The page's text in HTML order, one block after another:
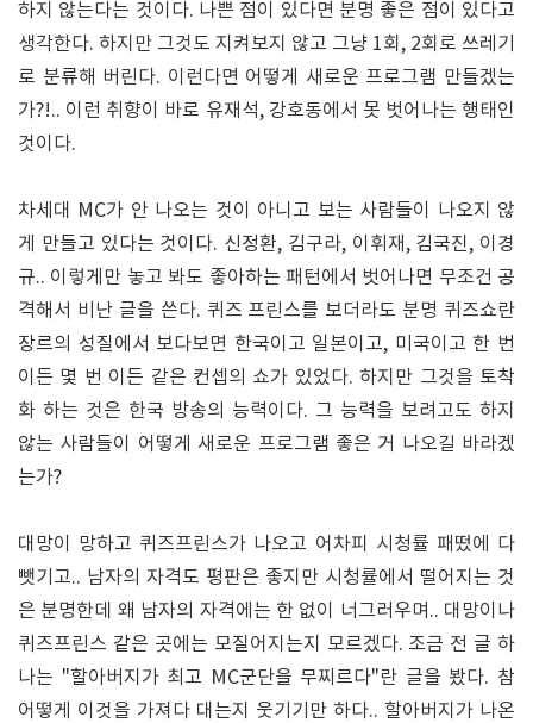
하지 않는다는 것이다. 나쁜 점이 있다면 분명 좋은 점이 있다고
생각한다. 하지만 그것도 지켜보지 않고 그냥 1회, 2회로 쓰레기
로 분류해 버린다. 이런다면 어떻게 새로운 프로그램 만들겠는
가?!.. 이런 취향이 바로 유재석, 강호동에서 못 벗어나는 행태인
것이다.
차세대 MC가 안 나오는 것이 아니고 보는 사람들이 나오지 않
게 만들고 있다는 것이다. 신정환, 김구라, 이휘재, 김국진, 이경
규.. 이렇게만 놓고 봐도 좋아하는 패턴에서 벗어나면 무조건 공
격해서 비난 글을 쓴다. 퀴즈 프린스를 보더라도 분명 퀴즈쇼란
장르의 성질에서 보다보면 한국이고 일본이고, 미국이고 한 번
이든 몇 번 이든 같은 컨셉의 쇼가 있었다. 하지만 그것을 토착
화 하는 것은 한국 방송의 능력이다. 그 능력을 보려고도 하지
않는 사람들이 어떻게 새로운 프로그램 좋은 거 나오길 바라겠
는가?
대망이 망하고 퀴즈프린스가 나오고 어차피 시청률 패떴에 다
뺏기고.. 남자의 자격도 평판은 좋지만 시청률에서 떨어지는 것
은 분명한데 왜 남자의 자격에는 한 없이 너그러우며.. 대망이나
퀴즈프린스 같은 곳에는 모질어지는지 모르겠다. 조금 전 글 하
나는 "할아버지가 최고 MC군단을 무찌르다"란 글을 봤다. 참
어떻게 이것을 가져다 대는지 웃기기만 하다.. 할아버지가 나온